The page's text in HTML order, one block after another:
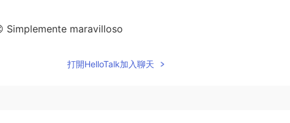
Simplemente maravilloso
打開HelloTalk加入聊天